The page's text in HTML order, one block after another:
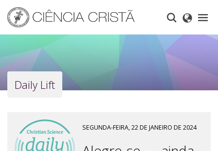
main
content
Daily Lift
SEGUNDA-FEIRA, 22 DE JANEIRO DE 2024